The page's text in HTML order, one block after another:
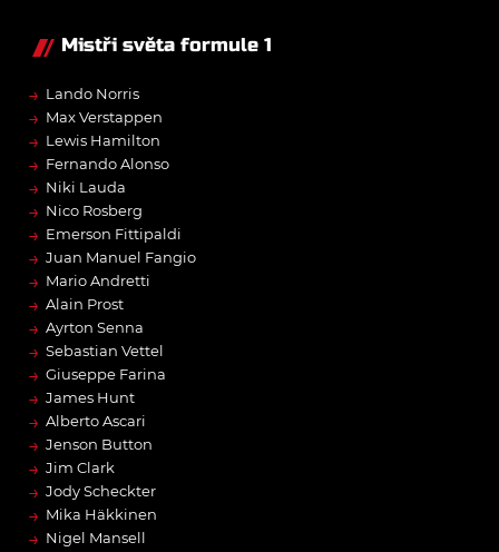
Mistři světa formule 1
→ Lando Norris
→ Max Verstappen
→ Lewis Hamilton
→ Fernando Alonso
→ Niki Lauda
→ Nico Rosberg
→ Emerson Fittipaldi
→ Juan Manuel Fangio
→ Mario Andretti
→ Alain Prost
→ Ayrton Senna
→ Sebastian Vettel
→ Giuseppe Farina
→ James Hunt
→ Alberto Ascari
→ Jenson Button
→ Jim Clark
→ Jody Scheckter
→ Mika Häkkinen
→ Nigel Mansell